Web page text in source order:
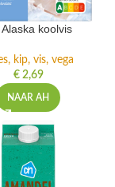
Alaska koolvis
kip, vis, vega
€2,69
NAAR AH